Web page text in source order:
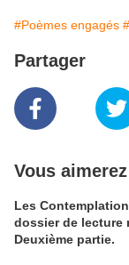
#Poèmes engagés
Partager
Vous
Les
dossier de lecture
Deuxième partie.